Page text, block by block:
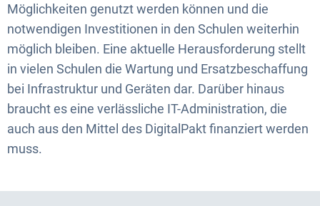
Möglichkeiten genutzt werden können und die
notwendigen Investitionen in den Schulen weiterhin
möglich bleiben. Eine aktuelle Herausforderung stellt
in vielen Schulen die Wartung und Ersatzbeschaffung
bei Infrastruktur und Geräten dar. Darüber hinaus
braucht es eine verlässliche IT-Administration, die
auch aus den Mittel des DigitalPakt finanziert werden
muss.